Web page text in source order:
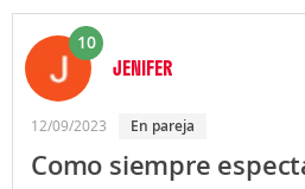
10
JENIFER
12/09/2023 en pareja
Como siempre